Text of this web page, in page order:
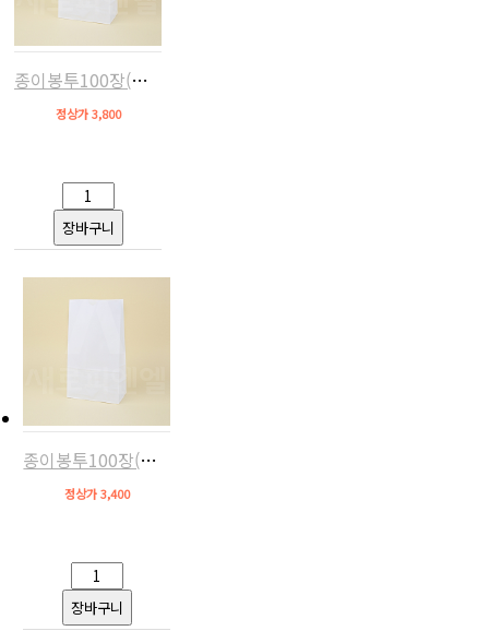
종이봉투100장(화이트,154x90x275)
정상가 3,800
종이봉투100장(화이트,120x65x215)
정상가 3,400